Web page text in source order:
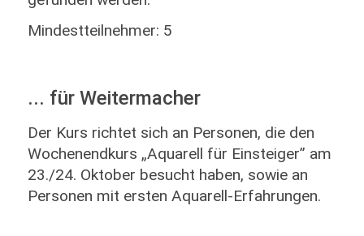
Mindestteilnehmer: 5
... für Weitermacher
Der Kurs richtet sich an Personen, die den
Wochenendkurs „Aquarell für Einsteiger” am
23./24. Oktober besucht haben, sowie an
Personen mit ersten Aquarell-Erfahrungen.